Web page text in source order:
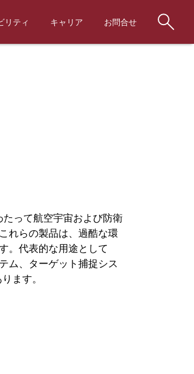
リティ キャリア お問合せ
って航空宇宙および防衛
れらの製品は、過酷な環
。代表的な用途として
ム、ターゲット捕捉シス
ます。